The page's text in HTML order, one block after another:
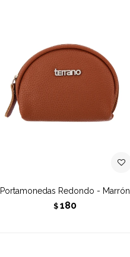
Portamonedas Redondo - Marrón
$ 180